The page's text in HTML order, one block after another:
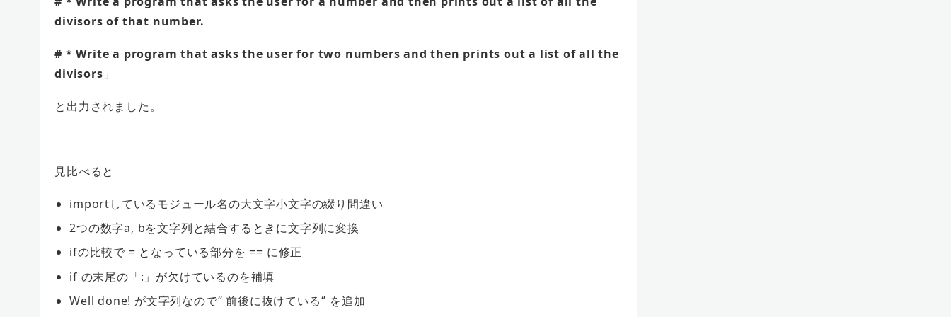
divisors of that number.
# * Write a program that asks the user for two numbers and then prints out a list of all the
divisors 」
と出力されました。
見比べると
importしているモジュール名の大文字小文字の綴り間違い
2つの数字a, bを文字列と結合するときに文字列に変換
ifの比較で = となっている部分を == に修正
if の末尾の「:」が欠けているのを補填
Well done! が文字列なので“ 前後に抜けている‘’ を追加